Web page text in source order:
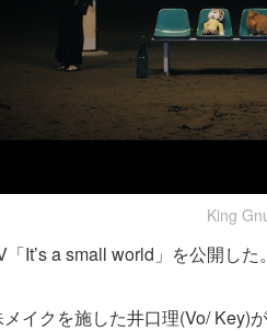
King
It’s a small world」を公開した。
イクを施した井口理(Vo/ Key)